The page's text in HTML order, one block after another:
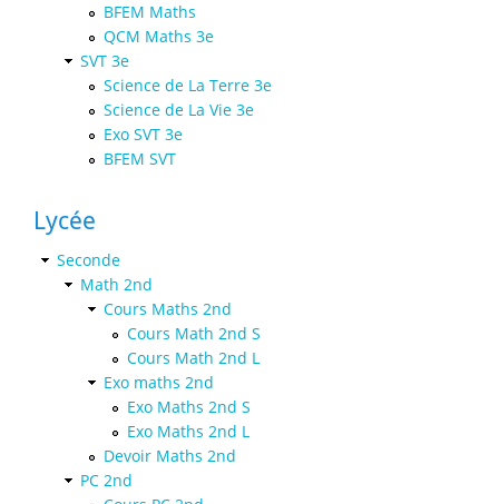
BFEM Maths
QCM Maths 3e
SVT 3e
Science de La Terre 3e
Science de La Vie 3e
Exo SVT 3e
BFEM SVT
Lycée
Seconde
Math 2nd
Cours Maths 2nd
Cours Math 2nd S
Cours Math 2nd L
Exo maths 2nd
Exo Maths 2nd S
Exo Maths 2nd L
Devoir Maths 2nd
PC 2nd